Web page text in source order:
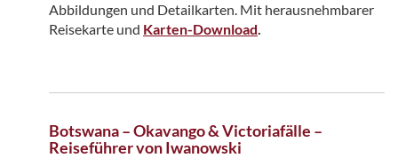
Abbildungen und Detailkarten. Mit herausnehmbarer
Reisekarte und Karten-Download.
Botswana – Okavango & Victoriafälle –
Reiseführer von Iwanowski